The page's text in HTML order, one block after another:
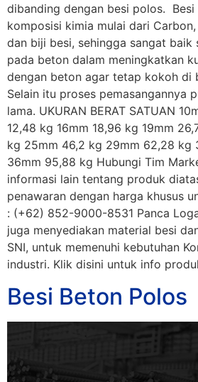
dibanding dengan besi polos.
komposisi kimia mulai dari
dan biji besi, sehingga sangat baik
pada beton dalam meningkatkan
dengan beton agar tetap kokoh di
Selain itu proses pemasangannya
lama. UKURAN BERAT SATUAN
12,48 kg 16mm 18,96 kg 19mm
kg 25mm 46,2 kg 29mm 62,28 kg
36mm 95,88 kg Hubungi Tim
informasi lain tentang produk
penawaran dengan harga khusus
: (+62) 852-9000-8531 Panca
juga menyediakan material besi
SNI, untuk memenuhi kebutuhan
industri. Klik disini untuk info
Besi Beton Polos